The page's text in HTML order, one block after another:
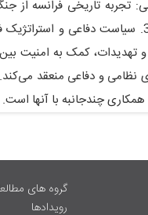
مسائل نظامی: تجربه تاریخی
فرانسه به سوی سیاست مسالمت آمیز و همکاری رود.
کمک به امنیت بین
چندجانبه با آنها است.
گروه های
رویدادها